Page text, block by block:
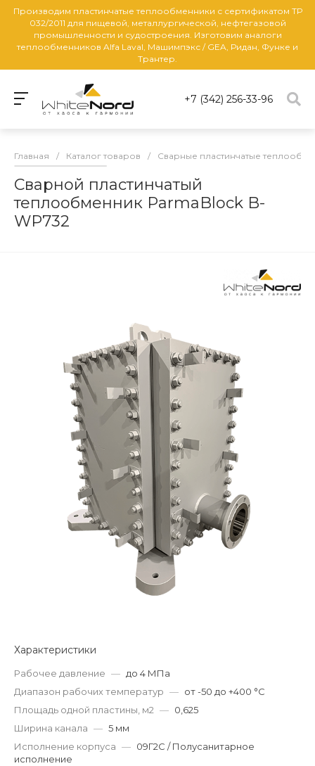
Производим пластинчатые теплообменники с сертификатом ТР
032/2011 для пищевой, металлургической, нефтегазовой
промышленности и судостроения. Изготовим аналоги
теплообменников Alfa Laval, Машимпэкс / GEA, Ридан, Функе и
Трантер.
+7 (342) 256-33-96
Главная / Каталог товаров / Сварные пластинчатые
Сварной пластинчатый
теплообменник ParmaBlock B-
WP732
Характеристики
Рабочее давление — до 4 МПа
Диапазон рабочих температур — от -50 до +400 °С
Площадь одной пластины, м2 — 0,625
Ширина канала — 5 мм
Исполнение корпуса — 09Г2С / Полусанитарное
исполнение